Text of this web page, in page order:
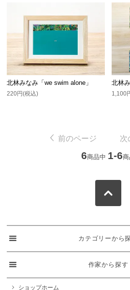
北林みなみ「we swim alone」
220円(税込)
北林
1,100
前のページ 次
6商品中 1-6商
カテゴリーから
作家から探す
ショップホーム